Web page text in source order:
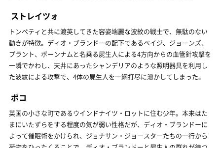
ストレイツォ
トンペティと共に渡英してきた容姿端麗な波紋の戦士で、無駄のない
動きが特徴。ディオ・ブランドーの配下であるペイジ、ジョーンズ、
プラント、ボーンナムと名乗る屍生人による4方向からの血管針攻撃を
一瞬でかわし、天井にあったシャンデリアのような照明器具を利用し
た波紋による攻撃で、4体の屍生人を一網打尽に溶かしてしまった。
ポコ
英国の小さな町であるウインドナイツ・ロットに住む少年。本来はた
まにいたずらをする程度の気が弱い性格だが、ディオ・ブランドーに
よって催眠術をかけられ、ジョナサン・ジョースターたちの一行から